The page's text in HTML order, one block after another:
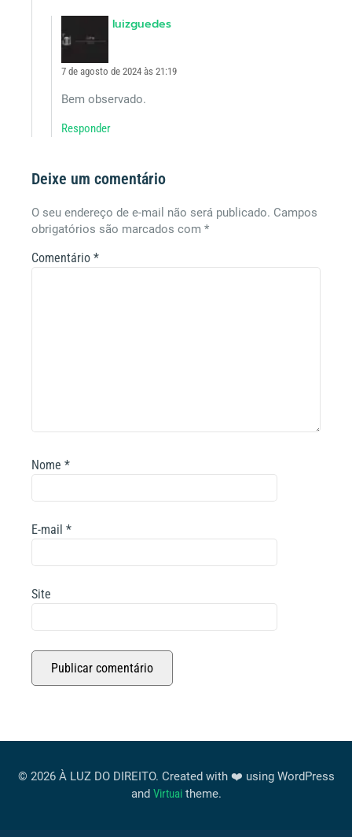
luizguedes
7 de agosto de 2024 às 21:19
Bem observado.
Responder
Deixe um comentário
O seu endereço de e-mail não será publicado. Campos
obrigatórios são marcados com *
Comentário *
Nome *
E-mail *
Site
© 2026 À LUZ DO DIREITO. Created with ❤️ using WordPress
and Virtuaitheme.